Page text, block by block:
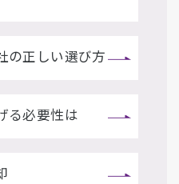
の正しい選び方
る必要性は